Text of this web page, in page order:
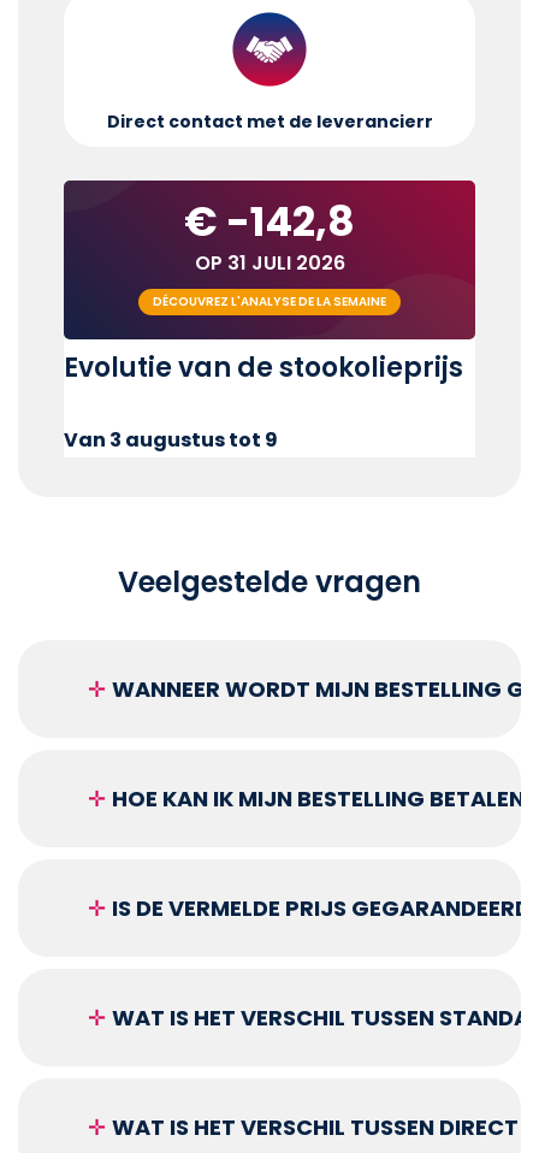
Direct contact met de leverancierr
€ -142,8
OP 31 JULI 2026
DÉCOUVREZ L'ANALYSE DE LA SEMAINE
Evolutie van de stookolieprijs
Van 3 augustus tot 9
Veelgestelde vragen
✛ WANNEER WORDT MIJN BESTELLING
✛ HOE KAN IK MIJN BESTELLING BETALEN?
✛ IS DE VERMELDE PRIJS
✛ WAT IS HET VERSCHIL TUSSEN
✛ WAT IS HET VERSCHIL TUSSEN DIRECT